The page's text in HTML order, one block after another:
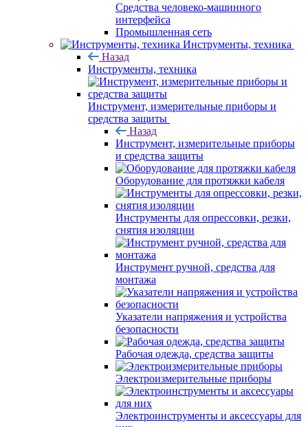
Средства человеко-машинного
интерфейса
Промышленная сеть
Инструменты, техника
Назад
Инструменты, техника
Инструмент, измерительные приборы и
средства защиты
Назад
Инструмент, измерительные приборы
и средства защиты
Оборудование для протяжки кабеля
Инструменты для опрессовки, резки,
снятия изоляции
Инструмент ручной, средства для
монтажа
Указатели напряжения и устройства
безопасности
Рабочая одежда, средства защиты
Электроизмерительные приборы
Электроинструменты и аксессуары для